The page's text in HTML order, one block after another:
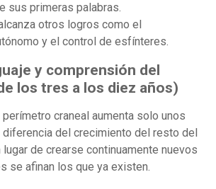
sus primeras palabras.
otros logros como el
y el control de esfínteres.
y comprensión del
los tres a los diez años)
craneal aumenta solo unos
del crecimiento del resto del
de crearse continuamente nuevos
se afinan los que ya existen.